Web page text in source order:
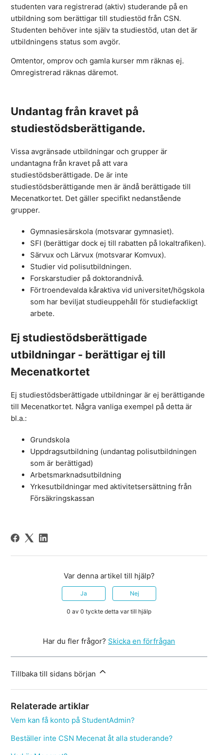
studenten vara registrerad (aktiv) studerande på en
utbildning som berättigar till studiestöd från CSN.
Studenten behöver inte själv ta studiestöd, utan det är
utbildningens status som avgör.
Omtentor, omprov och gamla kurser mm räknas ej.
Omregistrerad räknas däremot.
Undantag från kravet på
studiestödsberättigande.
Vissa avgränsade utbildningar och grupper är
undantagna från kravet på att vara
studiestödsberättigade. De är inte
studiestödsberättigande men är ändå berättigade till
Mecenatkortet. Det gäller specifikt nedanstående
grupper.
Gymnasiesärskola (motsvarar gymnasiet).
SFI (berättigar dock ej till rabatten på lokaltrafiken).
Särvux och Lärvux (motsvarar Komvux).
Studier vid polisutbildningen.
Forskarstudier på doktorandnivå.
Förtroendevalda kåraktiva vid universitet/högskola
som har beviljat studieuppehåll för studiefackligt
arbete.
Ej studiestödsberättigade
utbildningar - berättigar ej till
Mecenatkortet
Ej studiestödsberättigade utbildningar är ej berättigande
till Mecenatkortet. Några vanliga exempel på detta är
bl.a.:
Grundskola
Uppdragsutbildning (undantag polisutbildningen
som är berättigad)
Arbetsmarknadsutbildning
Yrkesutbildningar med aktivitetsersättning från
Försäkringskassan
Var denna artikel till hjälp?
Ja Nej
0 av 0 tyckte detta var till hjälp
Har du fler frågor? Skicka en förfrågan
Tillbaka till sidans början
Relaterade artiklar
Vem kan få konto på StudentAdmin?
Beställer inte CSN Mecenat åt alla studerande?